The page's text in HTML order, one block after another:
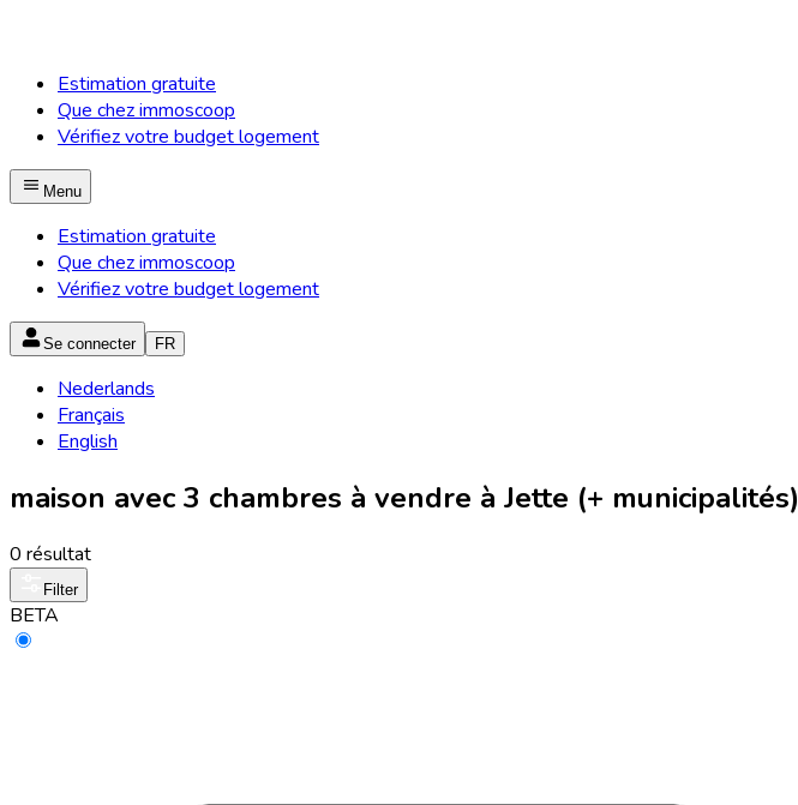
Estimation gratuite
Que chez immoscoop
Vérifiez votre budget logement
Menu
Estimation gratuite
Que chez immoscoop
Vérifiez votre budget logement
Se connecter FR
Nederlands
Français
English
maison avec 3 chambres à vendre à Jette (+ municipalités)
0 résultat
Filter
BETA